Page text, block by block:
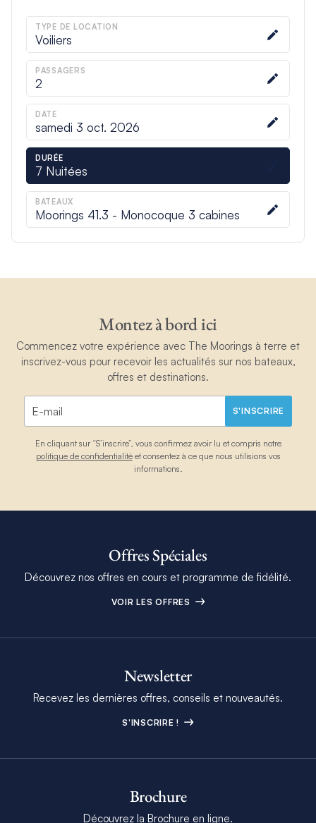
TYPE DE LOCATION
Voiliers
PASSAGERS
2
DATE
samedi 3 oct. 2026
DURÉE
7 Nuitées
BATEAUX
Moorings 41.3 - Monocoque 3 cabines
Montez à bord ici
Commencez votre expérience avec The Moorings à terre et
inscrivez-vous pour recevoir les actualités sur nos bateaux,
offres et destinations.
S'INSCRIRE
En cliquant sur “S’inscrire”, vous confirmez avoir lu et compris notre
politique de confidentialitéet consentez à ce que nous utilisions vos
informations.
Offres Spéciales
Découvrez nos offres en cours et programme de fidélité.
VOIR LES OFFRES
Newsletter
Recevez les dernières offres, conseils et nouveautés.
S'INSCRIRE !
Brochure
Découvrez la Brochure en ligne.